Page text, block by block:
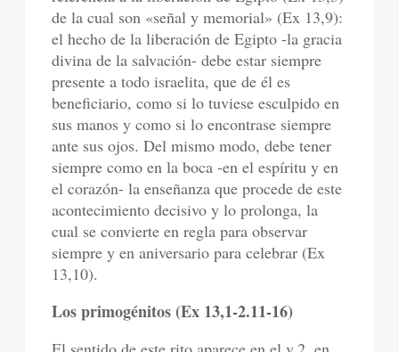
de la cual son «señal y memorial» (Ex 13,9):
el hecho de la liberación de Egipto -la gracia
divina de la salvación- debe estar siempre
presente a todo israelita, que de él es
beneficiario, como si lo tuviese esculpido en
sus manos y como si lo encontrase siempre
ante sus ojos. Del mismo modo, debe tener
siempre como en la boca -en el espíritu y en
el corazón- la enseñanza que procede de este
acontecimiento decisivo y lo prolonga, la
cual se convierte en regla para observar
siempre y en aniversario para celebrar (Ex
13,10).
Los primogénitos (Ex 13,1-2.11-16)